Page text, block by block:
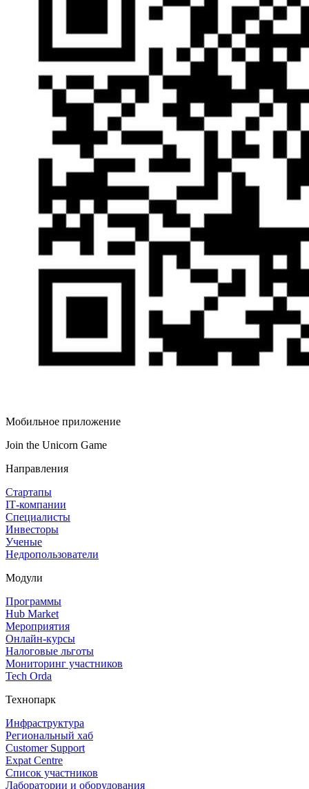
Мобильное приложение
Join the Unicorn Game
Направления
Стартапы
IT‑компании
Специалисты
Инвесторы
Ученые
Недропользователи
Модули
Программы
Hub Market
Мероприятия
Онлайн‑курсы
Налоговые льготы
Мониторинг участников
Tech Orda
Технопарк
Инфраструктура
Региональный хаб
Customer Support
Expat Centre
Список участников
Лаборатории и оборудования